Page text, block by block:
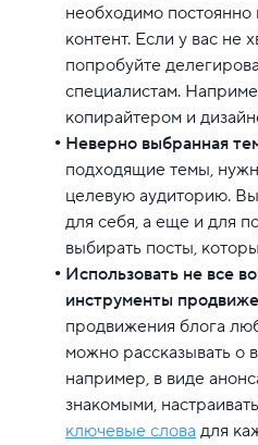
необходимо постоянно
контент. Если у вас не
попробуйте
специалистам.
копирайтером и
Неверно выбранная
подходящие темы,
целевую аудиторию.
для себя, а еще и для
выбирать посты,
Использовать не все
инструменты
продвижения блога
можно рассказывать о
например, в виде
знакомыми,
ключевые слова для